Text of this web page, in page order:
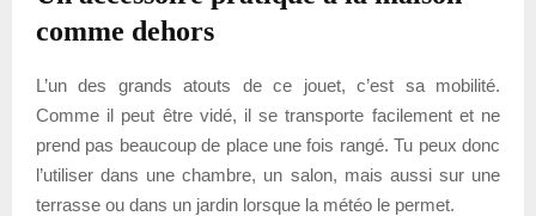
comme dehors
L’un des grands atouts de ce jouet, c’est sa mobilité.
Comme il peut être vidé, il se transporte facilement et ne
prend pas beaucoup de place une fois rangé. Tu peux donc
l’utiliser dans une chambre, un salon, mais aussi sur une
terrasse ou dans un jardin lorsque la météo le permet.